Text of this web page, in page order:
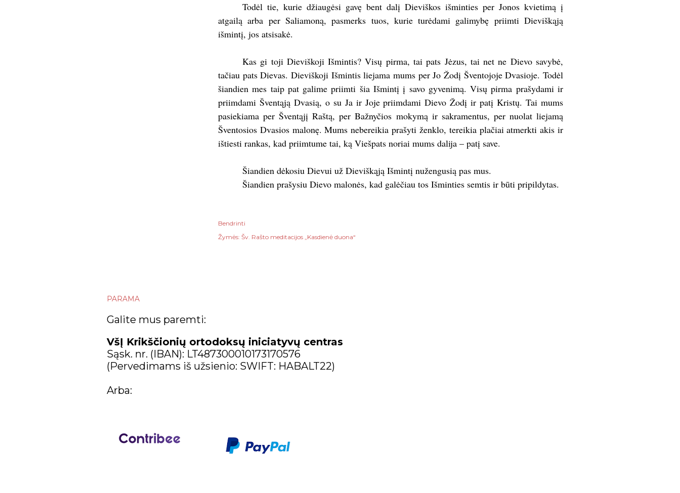
Todėl tie, kurie džiaugėsi gavę bent dalį Dieviškos išminties per Jonos kvietimą į
atgailą arba per Saliamoną, pasmerks tuos, kurie turėdami galimybę priimti Dieviškąją
išmintį, jos atsisakė.
Kas gi toji Dieviškoji Išmintis? Visų pirma, tai pats Jėzus, tai net ne Dievo savybė,
tačiau pats Dievas. Dieviškoji Išmintis liejama mums per Jo Žodį Šventojoje Dvasioje. Todėl
šiandien mes taip pat galime priimti šia Išmintį į savo gyvenimą. Visų pirma prašydami ir
priimdami Šventąją Dvasią, o su Ja ir Joje priimdami Dievo Žodį ir patį Kristų. Tai mums
pasiekiama per Šventąjį Raštą, per Bažnyčios mokymą ir sakramentus, per nuolat liejamą
Šventosios Dvasios malonę. Mums nebereikia prašyti ženklo, tereikia plačiai atmerkti akis ir
ištiesti rankas, kad priimtume tai, ką Viešpats noriai mums dalija – patį save.
Šiandien dėkosiu Dievui už Dieviškąją Išmintį nužengusią pas mus.
Šiandien prašysiu Dievo malonės, kad galėčiau tos Išminties semtis ir būti pripildytas.
Bendrinti
Žymės: Šv. Rašto meditacijos „Kasdienė duona“
PARAMA
Galite mus paremti:
VšĮ Krikščionių ortodoksų iniciatyvų centras
Sąsk. nr. (IBAN): LT487300010173170576
(Pervedimams iš užsienio: SWIFT: HABALT22)
Arba: